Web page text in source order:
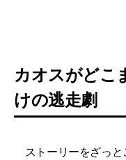
カオスがどこ
けの逃走劇
ストーリーをざっと